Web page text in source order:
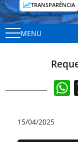
TRANSPARÊNCIA
MENU
15/04/2025